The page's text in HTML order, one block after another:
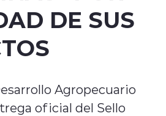
DE SUS
Agropecuario
oficial del Sello